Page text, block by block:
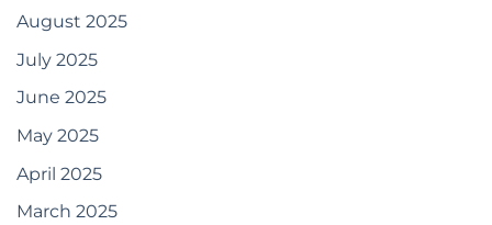
August 2025
July 2025
June 2025
May 2025
April 2025
March 2025